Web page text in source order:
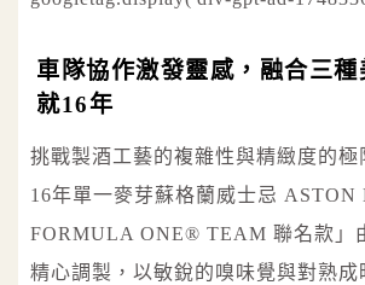
車隊協作激發靈感，融合三
就16年
挑戰製酒工藝的複雜性與精緻度的極
16年單一麥芽蘇格蘭威士忌 ASTON
FORMULA ONE® TEAM 聯名款」
精心調製，以敏銳的嗅味覺與對熟成